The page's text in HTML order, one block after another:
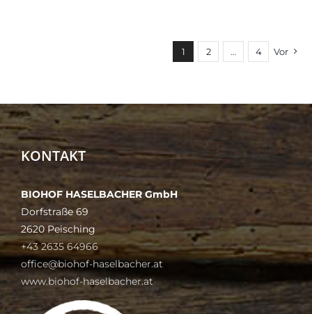
1 2 … 4 Vor
KONTAKT
BIOHOF HASELBACHER GmbH
Dorfstraße 69
2620 Peisching
+43 2635 64966
office@biohof-haselbacher.at
www.biohof-haselbacher.at